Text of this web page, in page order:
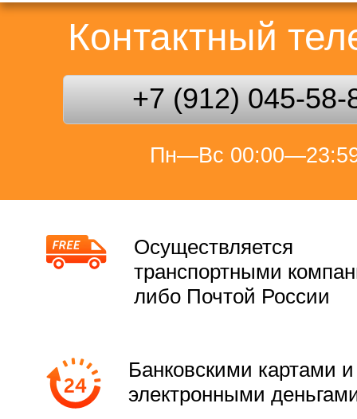
Контактный
+7 (912) 045-58-
Пн—Вс
Осуществляется
транспортными
либо Почтой России
Банковскими картами и
электронными